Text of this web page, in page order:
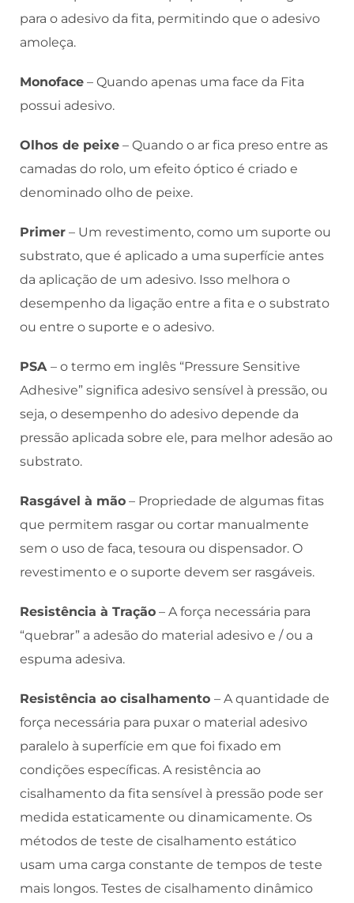
para o adesivo da fita, permitindo que o adesivo
amoleça.
Monoface – Quando apenas uma face da Fita
possui adesivo.
Olhos de peixe – Quando o ar fica preso entre as
camadas do rolo, um efeito óptico é criado e
denominado olho de peixe.
Primer – Um revestimento, como um suporte ou
substrato, que é aplicado a uma superfície antes
da aplicação de um adesivo. Isso melhora o
desempenho da ligação entre a fita e o substrato
ou entre o suporte e o adesivo.
PSA – o termo em inglês “Pressure Sensitive
Adhesive” significa adesivo sensível à pressão, ou
seja, o desempenho do adesivo depende da
pressão aplicada sobre ele, para melhor adesão ao
substrato.
Rasgável à mão – Propriedade de algumas fitas
que permitem rasgar ou cortar manualmente
sem o uso de faca, tesoura ou dispensador. O
revestimento e o suporte devem ser rasgáveis.
Resistência à Tração – A força necessária para
“quebrar” a adesão do material adesivo e / ou a
espuma adesiva.
Resistência ao cisalhamento – A quantidade de
força necessária para puxar o material adesivo
paralelo à superfície em que foi fixado em
condições específicas. A resistência ao
cisalhamento da fita sensível à pressão pode ser
medida estaticamente ou dinamicamente. Os
métodos de teste de cisalhamento estático
usam uma carga constante de tempos de teste
mais longos. Testes de cisalhamento dinâmico